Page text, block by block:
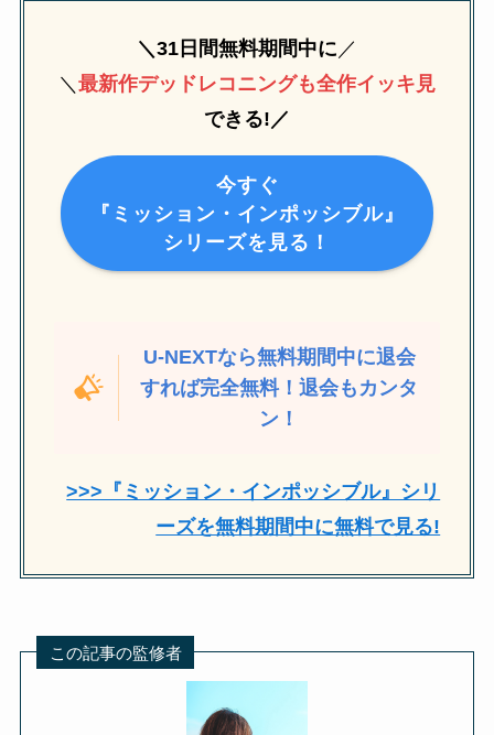
＼31日間無料期間中に ／
＼ 最新作デッドレコニングも全作イッキ見
できる! ／
今すぐ
『ミッション・インポッシブル』
シリーズを見る！
U-NEXTなら無料期間中に退会
すれば完全無料！退会もカンタ
ン！
>>>『ミッション・インポッシブル』シリ
ーズを無料期間中に無料で見る!
この記事の監修者